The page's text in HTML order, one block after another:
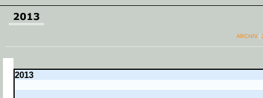
ARCHIV
2013